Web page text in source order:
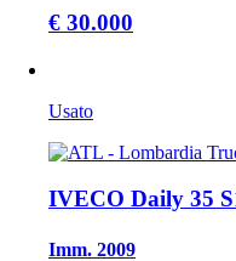
€ 30.000
Usato
IVECO Daily 35
Imm. 2009